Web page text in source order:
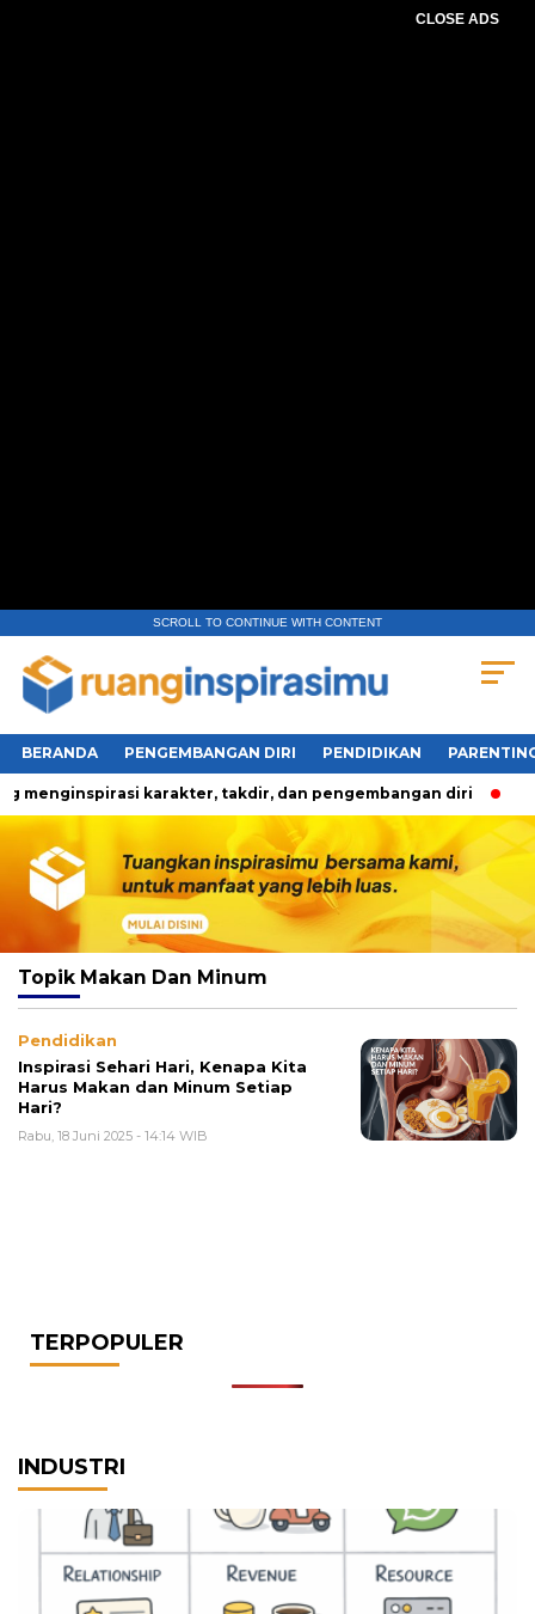
CLOSE ADS
SCROLL TO CONTINUE WITH CONTENT
BERANDA PENGEMBANGAN DIRI PENDIDIKAN
menginspirasi karakter, takdir, dan pengembangan diri
Topik Makan Dan Minum
Pendidikan
Inspirasi Sehari Hari, Kenapa Kita
Harus Makan dan Minum Setiap
Hari?
Rabu, 18 Juni 2025 - 14:14 WIB
TERPOPULER
INDUSTRI